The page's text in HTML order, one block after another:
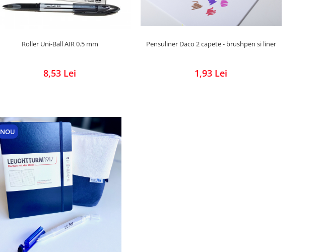
Roller Uni-Ball AIR 0.5 mm
8,53 Lei
Pensuliner Daco 2 capete - brushpen si liner
1,93 Lei
NOU